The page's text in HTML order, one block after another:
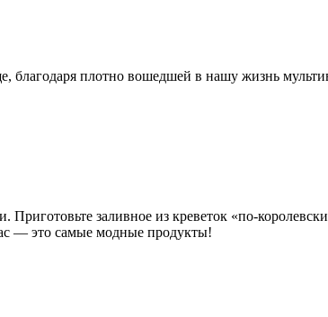
плотно вошедшей в нашу жизнь
заливное из креветок «по-
— это самые модные продукты!